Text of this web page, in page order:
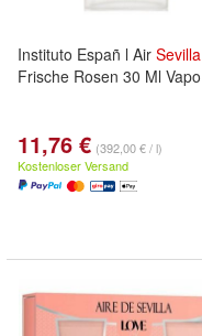
Instituto Españ l Air Sevilla
Frische Rosen 30 Ml Vapo
11,76 € (392,00 € / l)
Kostenloser Versand